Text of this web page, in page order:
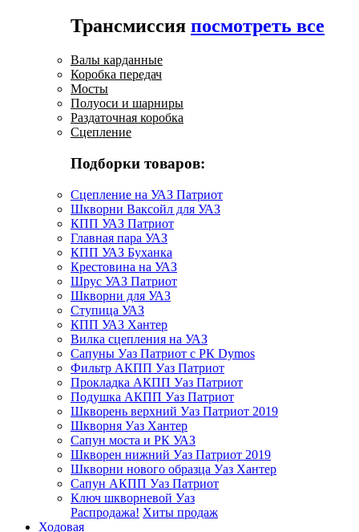
Трансмиссия посмотреть все
Валы карданные
Коробка передач
Мосты
Полуоси и шарниры
Раздаточная коробка
Сцепление
Подборки товаров:
Сцепление на УАЗ Патриот
Шкворни Ваксойл для УАЗ
КПП УАЗ Патриот
Главная пара УАЗ
КПП УАЗ Буханка
Крестовина на УАЗ
Шрус УАЗ Патриот
Шкворни для УАЗ
Ступица УАЗ
КПП УАЗ Хантер
Вилка сцепления на УАЗ
Сапуны Уаз Патриот с РК Dymos
Фильтр АКПП Уаз Патриот
Прокладка АКПП Уаз Патриот
Подушка АКПП Уаз Патриот
Шкворень верхний Уаз Патриот 2019
Шкворня Уаз Хантер
Сапун моста и РК УАЗ
Шкворен нижний Уаз Патриот 2019
Шкворни нового образца Уаз Хантер
Сапун АКПП Уаз Патриот
Ключ шкворневой Уаз
Распродажа! Хиты продаж
Ходовая